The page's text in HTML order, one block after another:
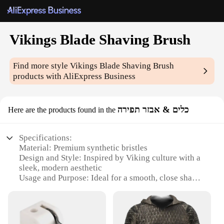
Vikings Blade Shaving Brush
Find more styleVikings Blade Shaving Brush
products with AliExpress Business
Here are the products found in the כלים & אבזר תפירה
Specifications:
Material: Premium synthetic bristles
Design and Style: Inspired by Viking culture with a
sleek, modern aesthetic
Usage and Purpose: Ideal for a smooth, close shave
easy-to-handle design with optimal weight
distribution
Performance and Property: Durable and designed to